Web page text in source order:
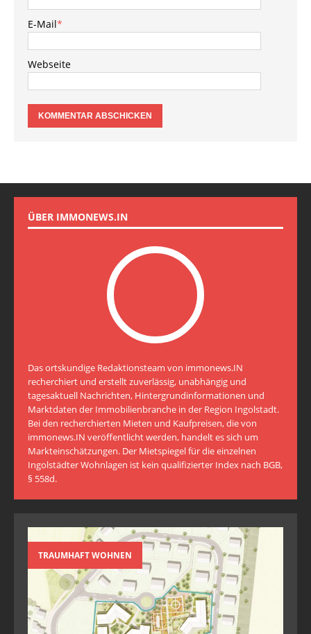
E-Mail*
Webseite
ÜBER IMMONEWS.IN
Das ortskundige Redaktionsteam von immonews.IN
recherchiert und erstellt zuverlässig, unabhängig und
tagesaktuell Nachrichten, Hintergrundinformationen und
Marktdaten der Immobilienbranche in der Region Ingolstadt.
Bei den recherchierten Mieten und Kaufpreisen, die von
immonews.IN veröffentlicht werden, handelt es sich um
Markteinschätzungen. Der Mietspiegel für die einzelnen
Ingolstädter Wohnlagen ist kein qualifizierter Index nach BGB,
§ 558d.
TRAUMHAFT WOHNEN